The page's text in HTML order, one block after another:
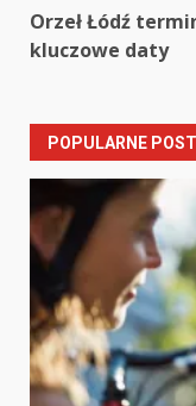
Orzeł Łódź
kluczowe daty
POPULARNE